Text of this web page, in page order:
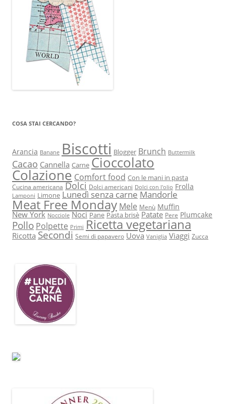
COSA STAI CERCANDO?
Arancia Banane Biscotti Blogger Brunch Buttermilk
Cacao Cannella Carne Cioccolato
Colazione Comfort food Con le mani in pasta
Cucina americana Dolci Dolci americani Dolci con l'olio Frolla
Lamponi Limone Lunedì senza carne Mandorle
Meat Free Monday Mele Menù Muffin
New York Nocciole Noci Pane Pasta brisè Patate Pere Plumcake
Pollo Polpette Primi Ricetta vegetariana
Ricotta Secondi Semi di papavero Uova Vaniglia Viaggi Zucca